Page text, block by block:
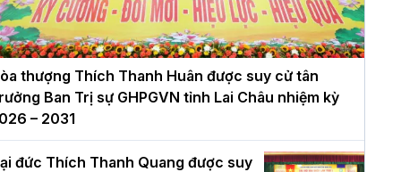
thượng Thích Thanh Huân được suy cử tân
Ban Trị sự GHPGVN tỉnh Lai Châu nhiệm kỳ
– 2031
đức Thích Thanh Quang được suy